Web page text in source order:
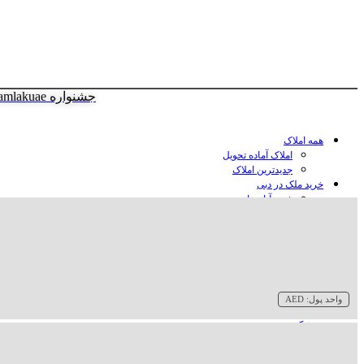
جشنواره amlakuae
همه املاک
املاک آماده تحویل
جدیدترین املاک
خرید ملک در دبی
خرید آپارتمان در دبی
واحد پول: AED